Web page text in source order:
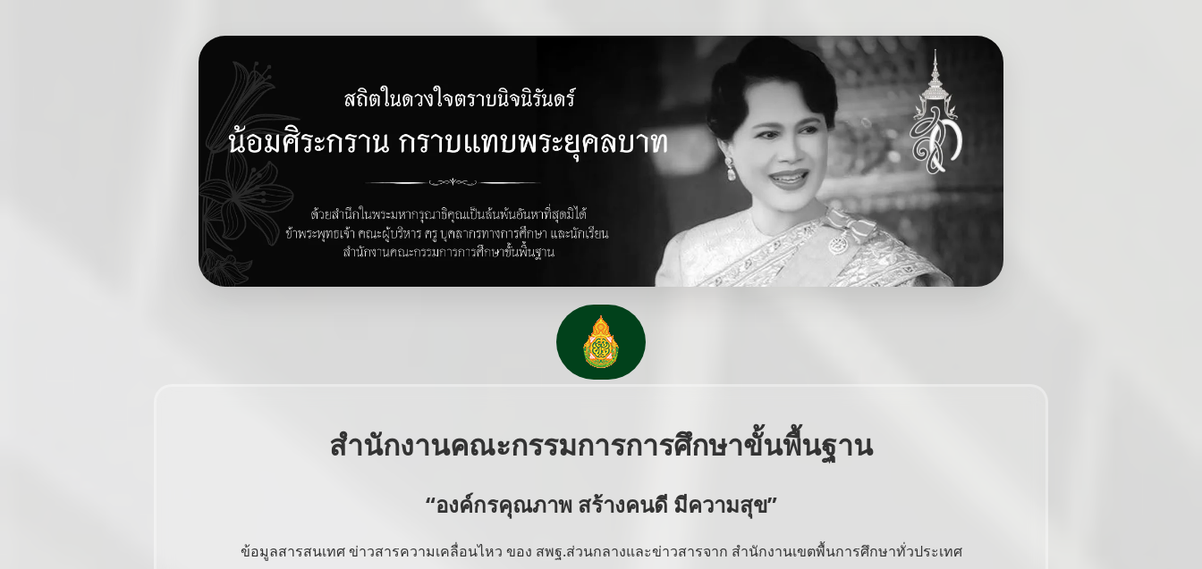
สำนักงานคณะกรรมการการศึกษาขั้นพื้นฐาน
“องค์กรคุณภาพ สร้างคนดี มีความสุข”
ข้อมูลสารสนเทศ ข่าวสารความเคลื่อนไหว ของ สพฐ.ส่วนกลางและข่าวสารจาก สำนักงานเขตพื้นการศึกษาทั่วประเทศ